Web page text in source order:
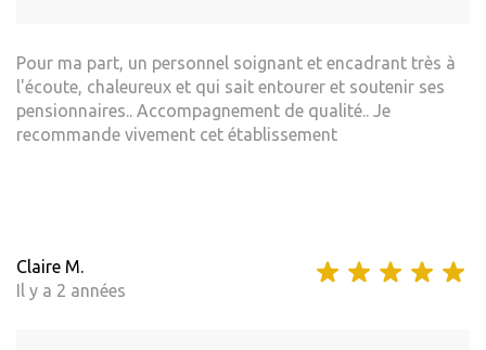
Pour ma part, un personnel soignant et encadrant très à
l'écoute, chaleureux et qui sait entourer et soutenir ses
pensionnaires.. Accompagnement de qualité.. Je
recommande vivement cet établissement
Claire M.
Il y a 2 années